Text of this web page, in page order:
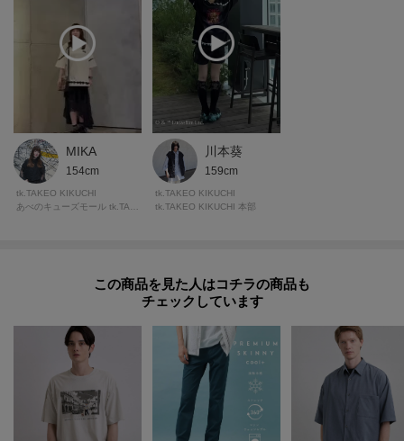
MIKA
154cm
tk.TAKEO KIKUCHI
川本葵
159cm
tk.TAKEO KIKUCHI
tk.TAKEO KIKUCHI 本部
この商品を見た人はコチラの商品も
チェックしています